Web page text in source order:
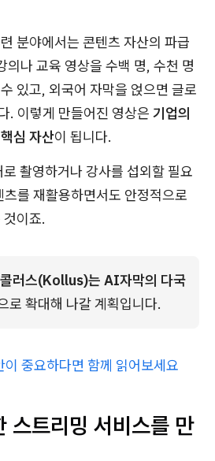
분야에서는 콘텐츠 자산의 파급
의나 교육 영상을 수백 명, 수천 명
있고, 외국어 자막을 얹으면 글로
. 이렇게 만들어진 영상은 기업의
심 자산이 됩니다.
촬영하거나 강사를 섭외할 필요
를 재활용하면서도 안정적으로
이죠.
콜러스(Kollus)는 AI자막의 다국
로 확대해 나갈 계획입니다.
중요하다면 함께 읽어보세요
스트리밍 서비스를 만